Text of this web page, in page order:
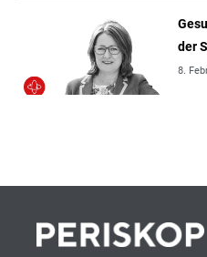
der
8.